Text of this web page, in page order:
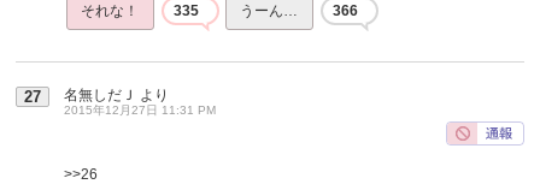
それな！ 335 うーん… 366
27 名無しだＪ より
2015年12月27日 11:31 PM
>>26